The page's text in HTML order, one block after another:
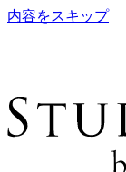
内容をスキップ